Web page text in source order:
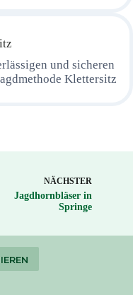
und sicheren
Klettersitz
NÄCHSTER
Jagdhornbläser in
Springe